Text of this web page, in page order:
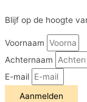
Blijf op de hoogte
Voornaam
Achternaam
E-mail
Aanmelden